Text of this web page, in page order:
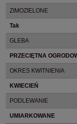
ZIMOZIELONE
Tak
GLEBA
PRZECIĘTNA
OKRES KWITNIENIA
KWIECIEŃ
PODLEWANIE
UMIARKOWANE